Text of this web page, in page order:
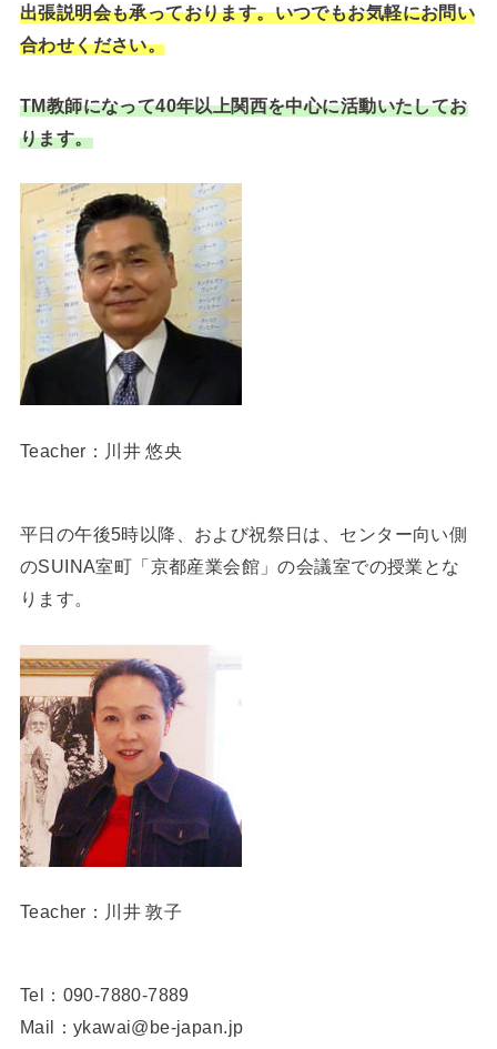
出張説明会も承っております。いつでもお気軽にお問い
合わせください。
TM教師になって40年以上関西を中心に活動いたしてお
ります。
Teacher：川井 悠央
平日の午後5時以降、および祝祭日は、センター向い側
のSUINA室町「京都産業会館」の会議室での授業とな
ります。
Teacher：川井 敦子
Tel：090-7880-7889
Mail：ykawai@be-japan.jp